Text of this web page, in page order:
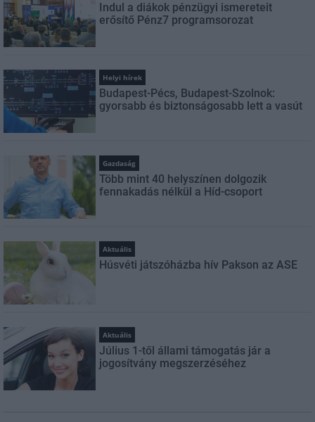
Indul a diákok pénzügyi ismereteit
erősítő Pénz7 programsorozat
Helyi hírek
Budapest-Pécs, Budapest-Szolnok:
gyorsabb és biztonságosabb lett a vasút
Gazdaság
Több mint 40 helyszínen dolgozik
fennakadás nélkül a Híd-csoport
Aktuális
Húsvéti játszóházba hív Pakson az ASE
Aktuális
Július 1-től állami támogatás jár a
jogosítvány megszerzéséhez